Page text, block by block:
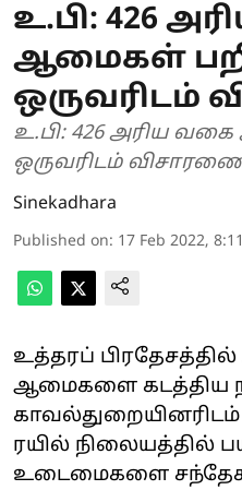
உ.பி: 426
ஆமைகள்
ஒருவரிடம்
உ.பி: 426 அரிய
ஒருவரிடம்
Sinekadhara
Published on: 17 Feb 2022,
உத்தரப்
ஆமைகளை கடத்திய
காவல்துறையினரிடம்
ரயில் நிலையத்தில்
உடைமைகளை